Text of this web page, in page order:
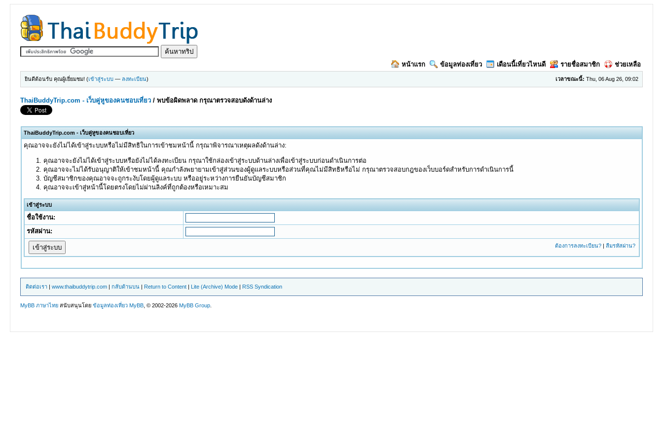
หน้าแรก ข้อมูลท่องเที่ยว เดือนนี้เที่ยวไหนดี รายชื่อสมาชิก ช่วยเหลือ
เวลาขณะนี้: Thu, 06 Aug 26, 09:02
ยินดีต้อนรับ คุณผู้เยี่ยมชม! (เข้าสู่ระบบ — ลงทะเบียน)
ThaiBuddyTrip.com - เว็บคู่หูของคนชอบเที่ยว /พบข้อผิดพลาด กรุณาตรวจสอบดังด้านล่าง
ThaiBuddyTrip.com - เว็บคู่หูของคนชอบเที่ยว
คุณอาจจะยังไม่ได้เข้าสู่ระบบหรือไม่มีสิทธิในการเข้าชมหน้านี้ กรุณาพิจารณาเหตุผลดังด้านล่าง:
คุณอาจจะยังไม่ได้เข้าสู่ระบบหรือยังไม่ได้ลงทะเบียน กรุณาใช้กล่องเข้าสู่ระบบด้านล่างเพื่อเข้าสู่ระบบก่อนดำเนินการต่อ
คุณอาจจะไม่ได้รับอนุญาติให้เข้าชมหน้านี้ คุณกำลังพยายามเข้าสู่ส่วนของผู้ดูแลระบบหรือส่วนที่คุณไม่มีสิทธิหรือไม่ กรุณาตรวจสอบกฎของเว็บบอร์ดสำหรับการดำเนินการนี้
บัญชีสมาชิกของคุณอาจจะถูกระงับโดยผู้ดูแลระบบ หรืออยู่ระหว่างการยืนยันบัญชีสมาชิก
คุณอาจจะเข้าสู่หน้านี้โดยตรงโดยไม่ผ่านลิงค์ที่ถูกต้องหรือเหมาะสม
เข้าสู่ระบบ
ชื่อใช้งาน:
รหัสผ่าน:
ต้องการลงทะเบียน?| ลืมรหัสผ่าน?
ติดต่อเรา |www.thaibuddytrip.com |กลับด้านบน | Return to Content | Lite (Archive) Mode | RSS Syndication
MyBB ภาษาไทย สนับสนุนโดยข้อมูลท่องเที่ยว MyBB , © 2002-2026MyBB Group